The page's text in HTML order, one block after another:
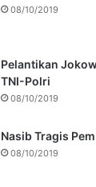
08/10/2019
Pelantikan
TNI-Polri
08/10/2019
Nasib Tragis
08/10/2019